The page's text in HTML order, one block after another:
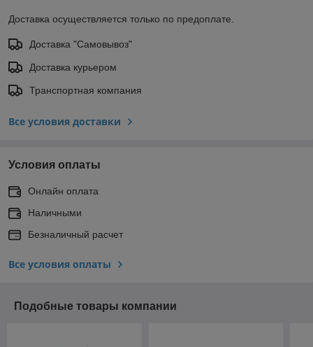
Доставка осуществляется только по предоплате.
Доставка "Самовывоз"
Доставка курьером
Транспортная компания
Все условия доставки
Условия оплаты
Онлайн оплата
Наличными
Безналичный расчет
Все условия оплаты
Подобные товары компании